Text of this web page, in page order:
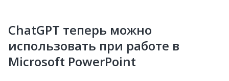
ChatGPT теперь можно
использовать при работе в
Microsoft PowerPoint